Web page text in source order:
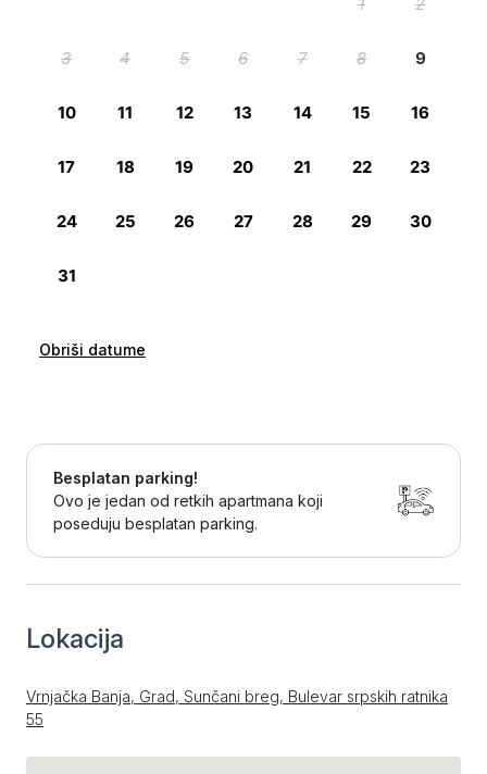
Obriši datume
Besplatan parking!
Ovo je jedan od retkih apartmana koji
poseduju besplatan parking.
Lokacija
Vrnjačka Banja, Grad, Sunčani breg, Bulevar srpskih ratnika
55